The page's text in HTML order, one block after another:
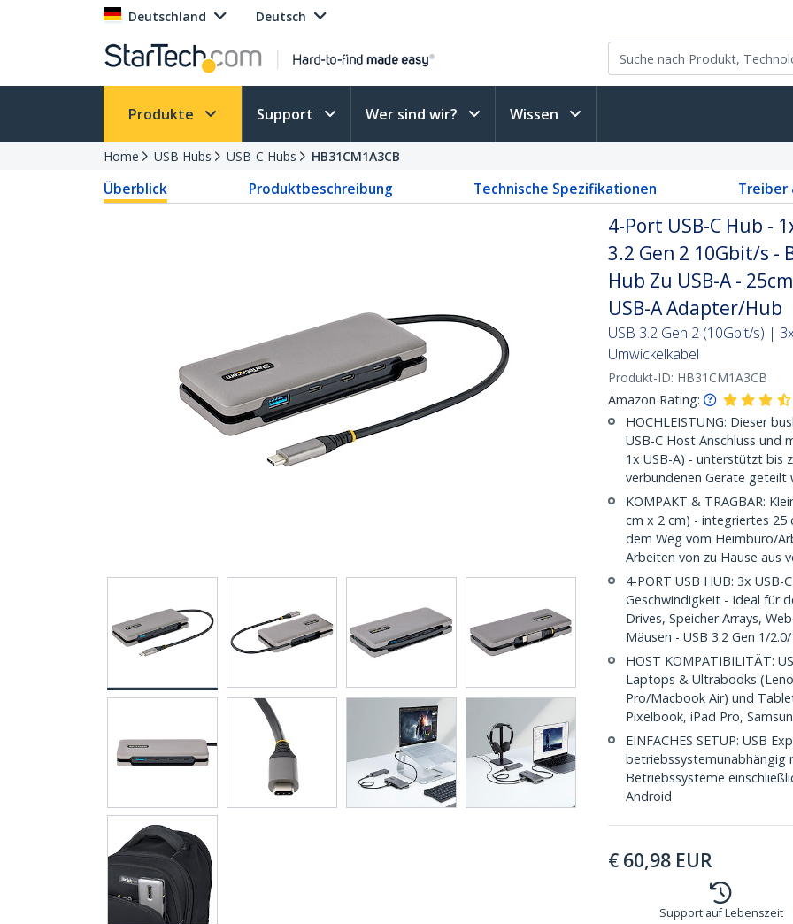
Deutschland Deutsch
Produkte Support Wer sind wir? Wissen
Home USB Hubs USB-C Hubs HB31CM1A3CB
Überblick Produktbeschreibung Technische Spezifikationen Treiber
4-Port USB-C Hub -
3.2 Gen 2 10Gbit/s -
Hub Zu USB-A -
USB-A Adapter/Hub
USB 3.2 Gen 2 (10Gbit/s) |
Umwickelkabel
Produkt-ID: HB31CM1A3CB
Amazon Rating:
HOCHLEISTUNG: Dieser
USB-C Host Anschluss und
1x USB-A) - unterstützt bis
verbundenen Geräte geteilt
KOMPAKT & TRAGBAR:
cm x 2 cm) - integriertes 25
dem Weg vom Heimbüro/
Arbeiten von zu Hause aus
4-PORT USB HUB: 3x
Geschwindigkeit - Ideal für
Drives, Speicher Arrays,
Mäusen - USB 3.2 Gen 1/
HOST KOMPATIBILITÄT:
Laptops & Ultrabooks
Pro/Macbook Air) und
Pixelbook, iPad Pro,
EINFACHES SETUP: USB
betriebssystemunabhängig
Betriebssysteme
Android
€ 60,98 EUR
Support auf Lebenszeit